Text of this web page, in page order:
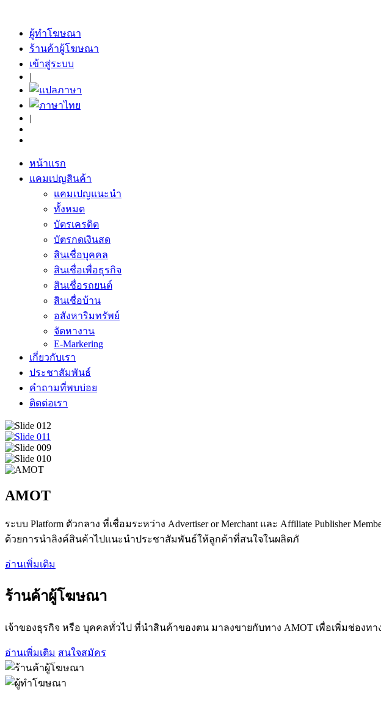
ผู้ทำโฆษณา
ร้านค้าผู้โฆษณา
เข้าสู่ระบบ
|
|
หน้าแรก
แคมเปญสินค้า
แคมเปญแนะนำ
ทั้งหมด
บัตรเครดิต
บัตรกดเงินสด
สินเชื่อบุคคล
สินเชื่อเพื่อธุรกิจ
สินเชื่อรถยนต์
สินเชื่อบ้าน
อสังหาริมทรัพย์
จัดหางาน
E-Markering
เกี่ยวกับเรา
ประชาสัมพันธ์
คำถามที่พบบ่อย
ติดต่อเรา
AMOT
ระบบ Platform ตัวกลาง ที่เชื่อมระหว่าง Advertiser or Merchant และ Affiliate Publisher
ด้วยการนำลิงค์สินค้าไปแนะนำประชาสัมพันธ์ให้ลูกค้าที่สนใจในผลิตภั
อ่านเพิ่มเติม
ร้านค้าผู้โฆษณา
เจ้าของธุรกิจ หรือ บุคคลทั่วไป ที่นำสินค้าของตน มาลงขายกับทาง AMOT เพื่อเพิ่มช่องท
อ่านเพิ่มเติม สนใจสมัคร